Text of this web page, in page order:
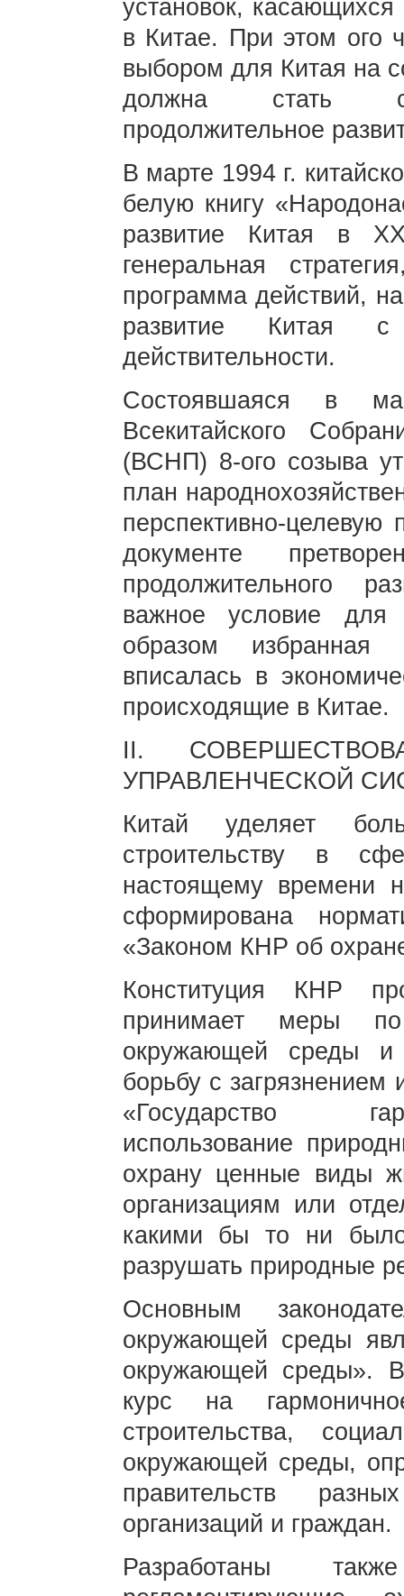
установок,
в Китае. При этом ого
выбором для Китая на
должна стать
продолжительное
В марте 1994 г.
белую книгу
развитие Китая в
генеральная
программа действий,
развитие Китая
действительности.
Состоявшаяся в
Всекитайского
(ВСНП) 8-ого созыва
план
перспективно-
документе
продолжительного
важное условие для
образом избранная
вписалась в
происходящие в Китае.
II.
УПРАВЛЕНЧЕСКОЙ
Китай уделяет
строительству в
настоящему времени
сформирована
«Законом КНР об
Конституция КНР
принимает меры
окружающей среды и
борьбу с
«Государство
использование
охрану ценные виды
организациям или
какими бы то ни
разрушать природные
Основным
окружающей среды
окружающей среды».
курс на
строительства,
окружающей среды,
правительств
организаций и граждан.
Разработаны